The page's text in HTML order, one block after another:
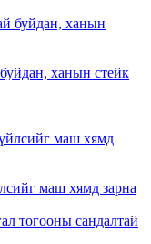
ханын стейк
маш хямд зарна